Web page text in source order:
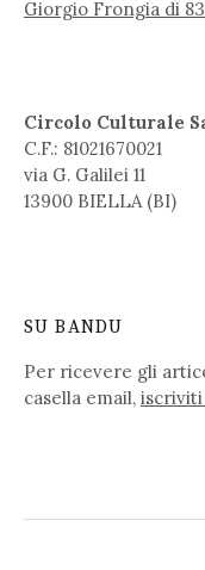
Giorgio Frongia di
Circolo Culturale
C.F.: 81021670021
via G. Galilei 11
13900 BIELLA (BI)
SU BANDU
Per ricevere gli
casella email,